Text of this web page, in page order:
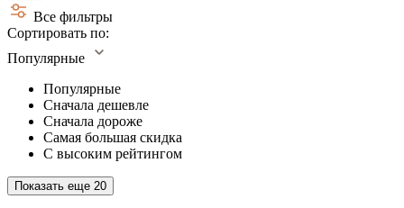
Все фильтры
Сортировать по:
Популярные
Популярные
Сначала дешевле
Сначала дороже
Самая большая скидка
С высоким рейтингом
Показать еще 20